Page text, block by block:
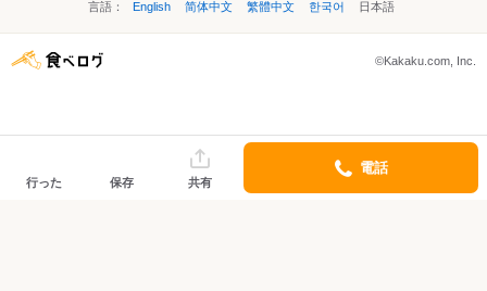
言語： English 简体中文 繁體中文 한국어 日本語
©Kakaku.com, Inc.
行った 保存 共有
電話